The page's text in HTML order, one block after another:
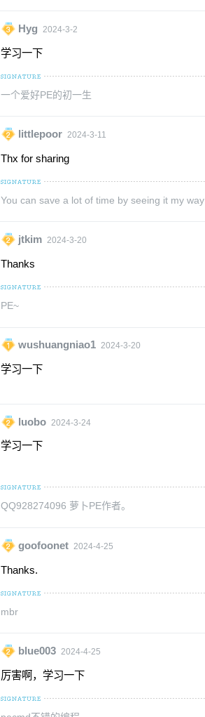
Hyg 2024-3-2
学习一下
一个爱好PE的初一生
littlepoor 2024-3-11
Thx for sharing
You can save a lot of time by seeing it my way
jtkim 2024-3-20
Thanks
PE~
wushuangniao1 2024-3-20
学习一下
luobo 2024-3-24
学习一下
QQ928274096 萝卜PE作者。
goofoonet 2024-4-25
Thanks.
mbr
blue003 2024-4-25
厉害啊，学习一下